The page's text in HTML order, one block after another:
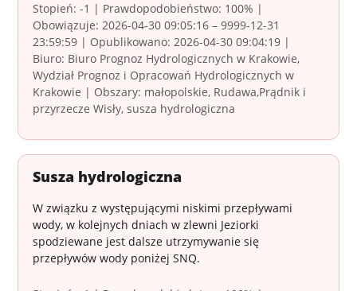
Stopień: -1 | Prawdopodobieństwo: 100% |
Obowiązuje: 2026-04-30 09:05:16 – 9999-12-31
23:59:59 | Opublikowano: 2026-04-30 09:04:19 |
Biuro: Biuro Prognoz Hydrologicznych w Krakowie,
Wydział Prognoz i Opracowań Hydrologicznych w
Krakowie | Obszary: małopolskie, Rudawa,Prądnik i
przyrzecze Wisły, susza hydrologiczna
Susza hydrologiczna
W związku z występującymi niskimi przepływami
wody, w kolejnych dniach w zlewni Jeziorki
spodziewane jest dalsze utrzymywanie się
przepływów wody poniżej SNQ.